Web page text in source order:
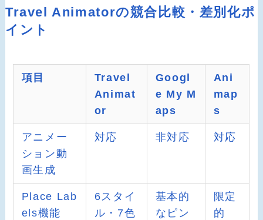
Travel Animatorの競合比較・差別化ポ
イント
項目
Travel
Animat
or
Googl
e My M
aps
Ani
map
s
アニメー
ション動
画生成
対応 非対応 対応
Place Lab
els機能
6スタイ
ル・7色
基本的
なピン
限定
的